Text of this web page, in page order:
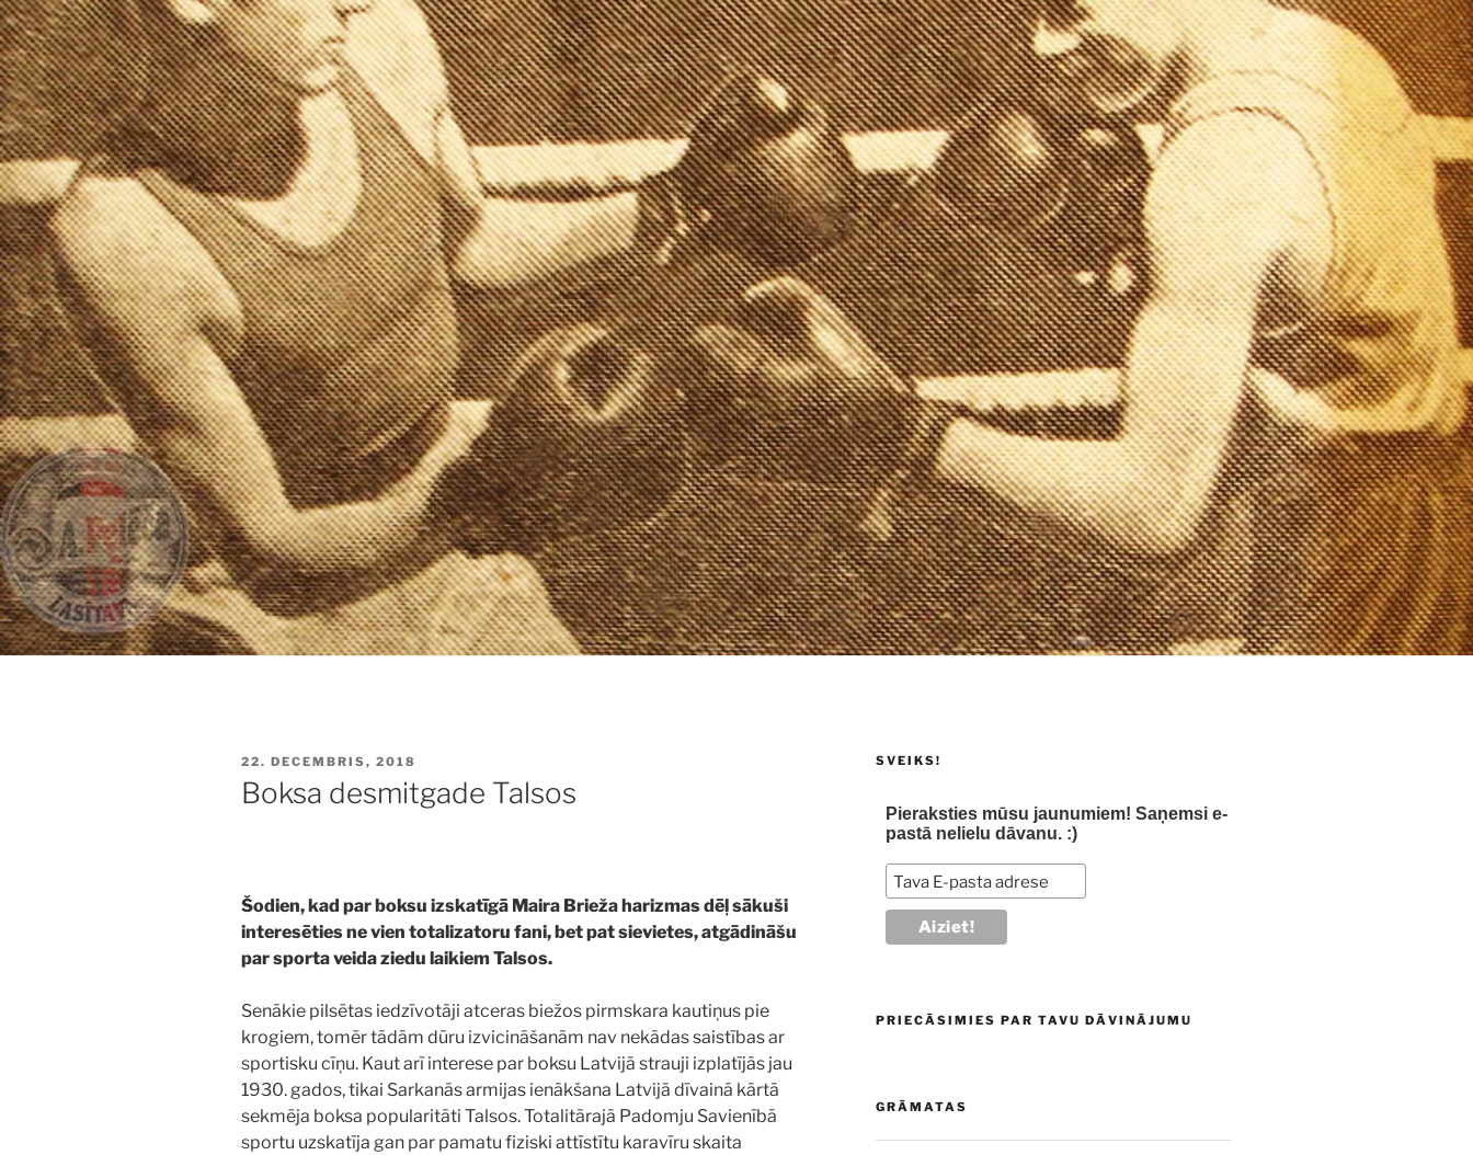
PUBLICĒTS
22. DECEMBRIS, 2018
Boksa desmitgade Talsos
Šodien, kad par boksu izskatīgā Maira Brieža harizmas dēļ sākuši
interesēties ne vien totalizatoru fani, bet pat sievietes, atgādināšu
par sporta veida ziedu laikiem Talsos.
Senākie pilsētas iedzīvotāji atceras biežos pirmskara kautiņus pie
krogiem, tomēr tādām dūru izvicināšanām nav nekādas saistības ar
sportisku cīņu. Kaut arī interese par boksu Latvijā strauji izplatījās jau
1930. gados, tikai Sarkanās armijas ienākšana Latvijā dīvainā kārtā
sekmēja boksa popularitāti Talsos. Totalitārajā Padomju Savienībā
sportu uzskatīja gan par pamatu fiziski attīstītu karavīru skaita
SVEIKS!
Pieraksties mūsu jaunumiem! Saņemsi e-
pastā nelielu dāvanu. :)
PRIECĀSIMIES PAR TAVU DĀVINĀJUMU
GRĀMATAS